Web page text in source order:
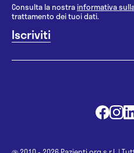
Consulta la nostrainformativa
trattamento dei tuoi dati.